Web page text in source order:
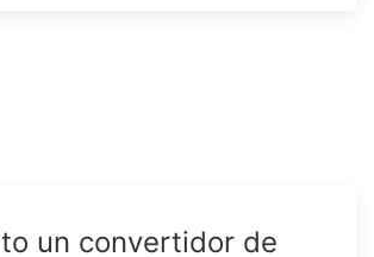
un convertidor de